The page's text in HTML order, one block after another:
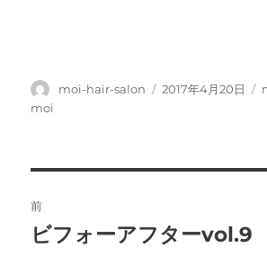
投
moi-hair-salon
投
2017年4月20日
moi
稿
前
前
ビフォーアフターvol.9